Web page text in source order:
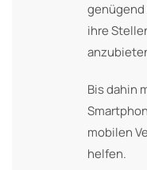
genügend
ihre
Bis dahin
mobilen
helfen.